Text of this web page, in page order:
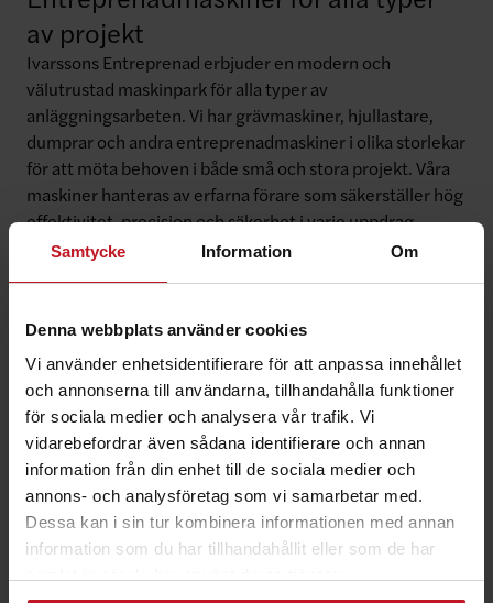
Samtycke Information Om
Denna webbplats använder cookies
Vi använder enhetsidentifierare för att anpassa innehållet
och annonserna till användarna, tillhandahålla funktioner
för sociala medier och analysera vår trafik. Vi
vidarebefordrar även sådana identifierare och annan
information från din enhet till de sociala medier och
annons- och analysföretag som vi samarbetar med.
Dessa kan i sin tur kombinera informationen med annan
information som du har tillhandahållit eller som de har
av projekt
Ivarssons Entreprenad erbjuder en modern och
välutrustad maskinpark för alla typer av
anläggningsarbeten. Vi har grävmaskiner, hjullastare,
dumprar och andra entreprenadmaskiner i olika storlekar
för att möta behoven i både små och stora projekt. Våra
maskiner hanteras av erfarna förare som säkerställer hög
effektivitet, precision och säkerhet i varje uppdrag.
Mättjänster
Noggranna mättjänster för effektiva
projekt
På Ivarssons Entreprenad erbjuder vi professionella
mättjänster för att säkerställa precision i varje skede av
ditt projekt. Med moderna mätinstrument och digitala
lösningar utför vi mätningar och volymberäkningar för att
optimera arbetet och minimera avvikelser. Våra